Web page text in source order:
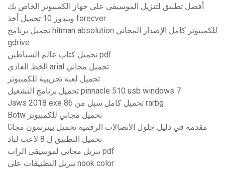
أفضل تطبيق لتنزيل الموسيقى على جهاز الكمبيوتر الخاص بك
ويندوز 10 تحميل أخذ forecver
تحميل برنامج hitman absolution للكمبيوتر كامل الإصدار المجاني
gdrive
تحميل كتاب عالم الشياطين pdf
الخط العادي arial تحميل مجاني
تحميل لعبة تجريبية للكمبيوتر
تحميل برنامج التشغيل pinnacle 510 usb windows 7
Jaws 2018 exe 86 تحميل كامل سيل من rarbg
Botw تحميل مجاني للكمبيوتر
مقدمة في دليل حلول الاتصالات الرقمية تحميل بيترسون مجانًا
تحميل التطبيق ل 8 لاعب لباد
تنزيل مجاني لموسيقى الراب pdf
تنزيل التطبيقات على nook color